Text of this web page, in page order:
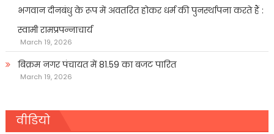
भगवान दीनबंधु के रूप में अवतरित होकर धर्म की पुनर्स्थापना करते हैं :
स्वामी रामप्रपन्नाचार्य
March 19, 2026
बिक्रम नगर पंचायत में 81.59 का बजट पारित
March 19, 2026
वीडियो